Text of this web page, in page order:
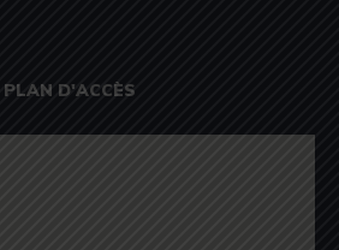
PLAN D'ACCÈS